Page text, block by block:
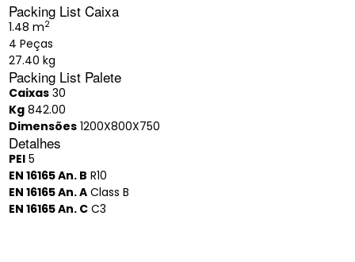
Packing List Caixa
1.48 m2
4 Peças
27.40 kg
Packing List Palete
Caixas30
Kg842.00
Dimensões1200X800X750
Detalhes
PEI5
EN 16165 An. B R10
EN 16165 An. AClass B
EN 16165 An. CC3